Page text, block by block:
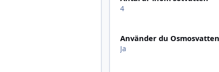
4
Använder du Osmosvatten
Ja